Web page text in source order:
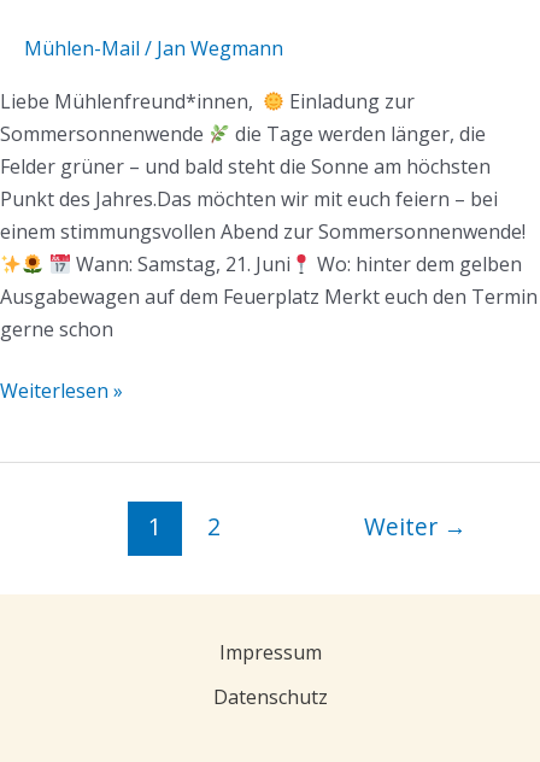
Mühlen-Mail / Jan Wegmann
Liebe Mühlenfreund*innen,
Einladung zur
Sommersonnenwende
die Tage werden länger, die
Felder grüner – und bald steht die Sonne am höchsten
Punkt des Jahres.Das möchten wir mit euch feiern – bei
einem stimmungsvollen Abend zur Sommersonnenwende!
Wann: Samstag, 21. Juni
Wo: hinter dem gelben
Ausgabewagen auf dem Feuerplatz Merkt euch den Termin
gerne schon
Weiterlesen »
1 2 Weiter →
Impressum
Datenschutz